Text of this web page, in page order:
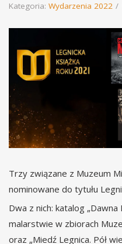
Kategoria: Wydarzenia 2022
Trzy związane z Muzeum
nominowane do tytułu
Dwa z nich: katalog
malarstwie w zbiorach
oraz „Miedź Legnica. Pół